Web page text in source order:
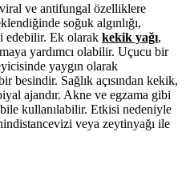
ve antifungal özelliklere
soğuk algınlığı,
edebilir. Ek olarak kekik yağı,
yardımcı olabilir. Uçucu bir
yaygın olarak
besindir. Sağlık açısından kekik,
ajandır. Akne ve egzama gibi
bile kullanılabilir. Etkisi nedeniyle
veya zeytinyağı ile